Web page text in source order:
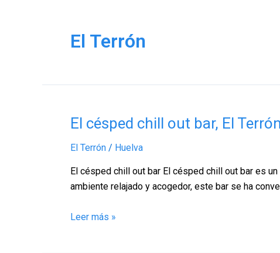
El Terrón
El césped chill out bar, El
El Terrón / Huelva
El césped chill out bar El césped chill out bar es
ambiente relajado y acogedor, este bar se ha
El
chill
out
bar,
Terrón
Leer más »